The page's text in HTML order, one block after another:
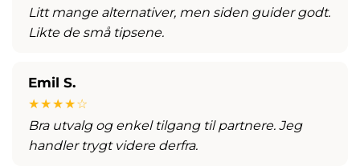
Litt mange alternativer, men siden guider godt.
Likte de små tipsene.
Emil S.
★★★★☆
Bra utvalg og enkel tilgang til partnere. Jeg
handler trygt videre derfra.